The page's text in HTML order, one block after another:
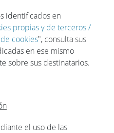
identificados en
propias y de terceros /
cookies", consulta sus
en ese mismo
sobre sus destinatarios.
el uso de las